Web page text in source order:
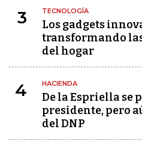
3 TECNOLOGÍA
Los gadgets
transformando
del hogar
4 HACIENDA
De la Espriella se
presidente, pero
del DNP